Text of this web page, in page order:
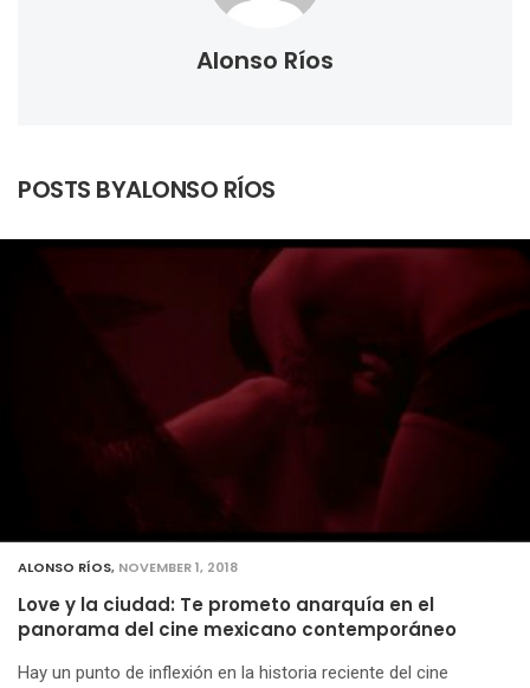
Alonso Ríos
POSTS BYALONSO RÍOS
ALONSO RÍOS, NOVEMBER 1, 2018
Love y la ciudad: Te prometo anarquía en el
panorama del cine mexicano contemporáneo
Hay un punto de inflexión en la historia reciente del cine